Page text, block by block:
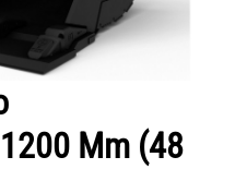
Mm (48